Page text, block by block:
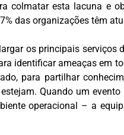
colmatar esta lacuna e
das organizações têm
os principais serviços
identificar ameaças em
para partilhar
Quando um
operacional – a